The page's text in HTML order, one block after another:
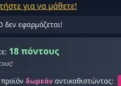
για να μάθετε!
δεν εφαρμόζεται!
18 πόντους
δωρεάν αντικαθιστώντας: